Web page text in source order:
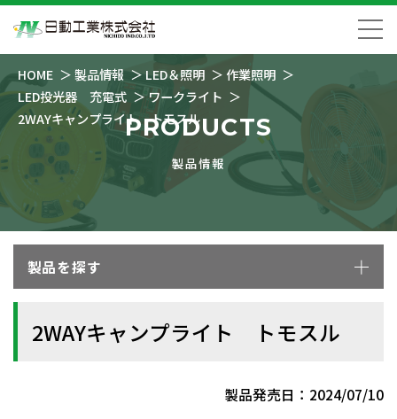
HOME 製品情報 LED＆照明
作業照明
LED投光器 充電式
ワークライト
2WAYキャンプライト トモスル
PRODUCTS
製品情報
製品を探す
2WAYキャンプライト トモスル
製品発売日：2024/07/10